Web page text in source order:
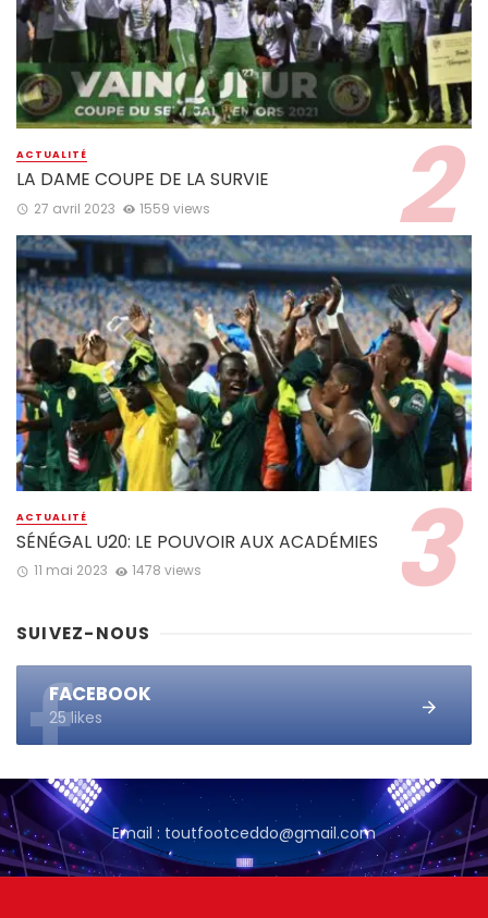
ACTUALITÉ
LA DAME COUPE DE LA SURVIE
27 avril 2023 1559 views
ACTUALITÉ
SÉNÉGAL U20: LE POUVOIR AUX ACADÉMIES
11 mai 2023 1478 views
SUIVEZ-NOUS
FACEBOOK
25 likes
Email : toutfootceddo@gmail.com